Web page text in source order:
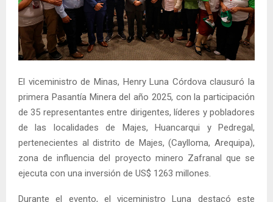
El viceministro de Minas, Henry Luna Córdova clausuró la
primera Pasantía Minera del año 2025, con la participación
de 35 representantes entre dirigentes, líderes y pobladores
de las localidades de Majes, Huancarqui y Pedregal,
pertenecientes al distrito de Majes, (Caylloma, Arequipa),
zona de influencia del proyecto minero Zafranal que se
ejecuta con una inversión de US$ 1263 millones.
Durante el evento, el viceministro Luna destacó este